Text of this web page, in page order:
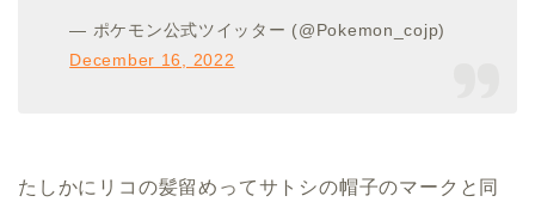
— ポケモン公式ツイッター (@Pokemon_cojp)
December 16, 2022
たしかにリコの髪留めってサトシの帽子のマークと同